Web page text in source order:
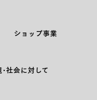
ショップ事業
･社会に対して